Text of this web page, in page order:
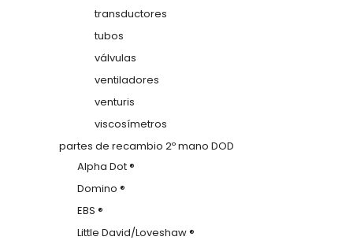
transductores
tubos
válvulas
ventiladores
venturis
viscosímetros
partes de recambio 2º mano DOD
Alpha Dot ®
Domino ®
EBS ®
Little David/Loveshaw ®